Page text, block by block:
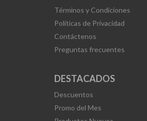
Términos y Condiciones
Políticas de Privacidad
Contáctenos
Preguntas frecuentes
DESTACADOS
Descuentos
Promo del Mes